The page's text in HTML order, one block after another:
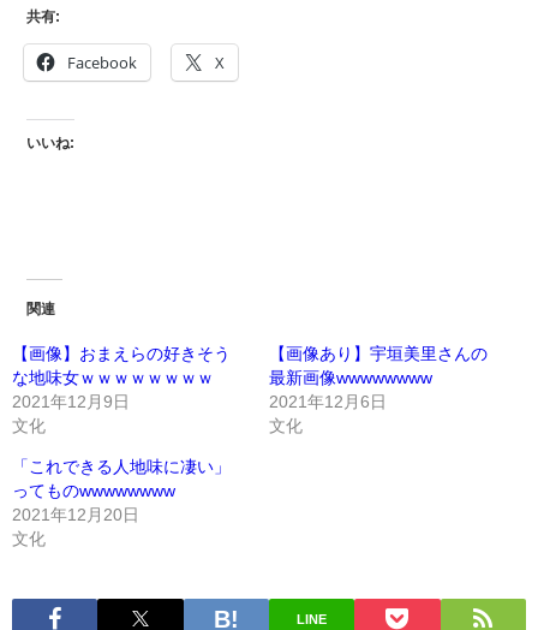
共有:
Facebook X
いいね:
関連
【画像】おまえらの好きそう
な地味女ｗｗｗｗｗｗｗｗ
2021年12月9日
文化
【画像あり】宇垣美里さんの
最新画像wwwwwwww
2021年12月6日
文化
「これできる人地味に凄い」
ってものwwwwwwww
2021年12月20日
文化
LINE